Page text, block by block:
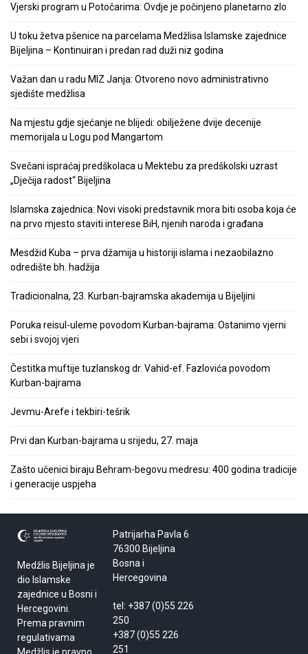
Vjerski program u Potočarima: Ovdje je počinjeno planetarno zlo
U toku žetva pšenice na parcelama Medžlisa Islamske zajednice
Bijeljina – Kontinuiran i predan rad duži niz godina
Važan dan u radu MIZ Janja: Otvoreno novo administrativno
sjedište medžlisa
Na mjestu gdje sjećanje ne blijedi: obilježene dvije decenije
memorijala u Logu pod Mangartom
Svečani ispraćaj predškolaca u Mektebu za predškolski uzrast
„Dječija radost“ Bijeljina
Islamska zajednica: Novi visoki predstavnik mora biti osoba koja će
na prvo mjesto staviti interese BiH, njenih naroda i građana
Mesdžid Kuba – prva džamija u historiji islama i nezaobilazno
odredište bh. hadžija
Tradicionalna, 23. Kurban-bajramska akademija u Bijeljini
Poruka reisul-uleme povodom Kurban-bajrama: Ostanimo vjerni
sebi i svojoj vjeri
Čestitka muftije tuzlanskog dr. Vahid-ef. Fazlovića povodom
Kurban-bajrama
Jevmu-Arefe i tekbiri-tešrik
Prvi dan Kurban-bajrama u srijedu, 27. maja
Zašto učenici biraju Behram-begovu medresu: 400 godina tradicije
i generacije uspjeha
Medžlis Bijeljina je
dio Islamske
zajednice u Bosni i
Hercegovini.
Prema pravnim
regulativama
Medžlis je pravno
Patrijarha Pavla 6
76300 Bijeljina
Bosna i
Hercegovina
tel: +387 (0)55 226
250
+387 (0)55 226
251